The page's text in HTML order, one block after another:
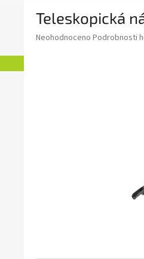
Teleskopická
Průměrné
Neohodnoceno Podrobnosti